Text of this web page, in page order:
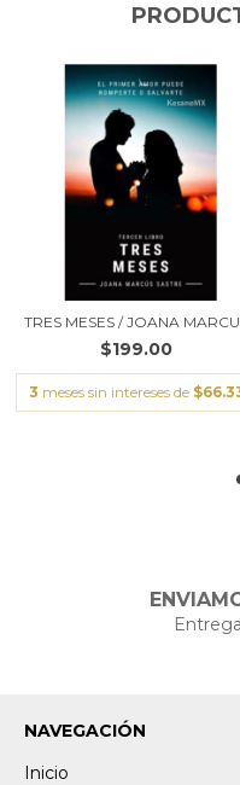
TRES MESES / JOANA
$199.00
3 meses sin intereses de
NAVEGACIÓN
Inicio